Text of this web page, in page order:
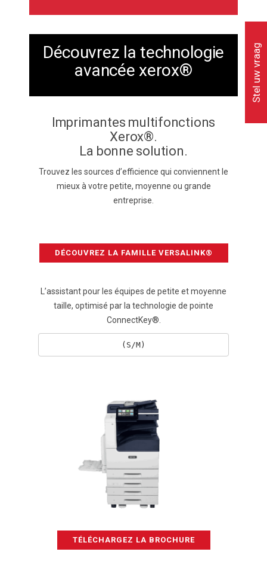
Découvrez la technologie
avancée xerox®
Imprimantes multifonctions
Xerox®.
La bonne solution.
Trouvez les sources d’efficience qui conviennent le
mieux à votre petite, moyenne ou grande
entreprise.
DÉCOUVREZ LA FAMILLE VERSALINK®
L’assistant pour les équipes de petite et moyenne
taille, optimisé par la technologie de pointe
ConnectKey®.
(S/M)
TÉLÉCHARGEZ LA BROCHURE
Stel uw vraag